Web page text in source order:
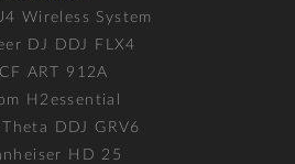
Wireless System
DJ DDJ FLX4
ART 912A
H2essential
DDJ GRV6
HD 25